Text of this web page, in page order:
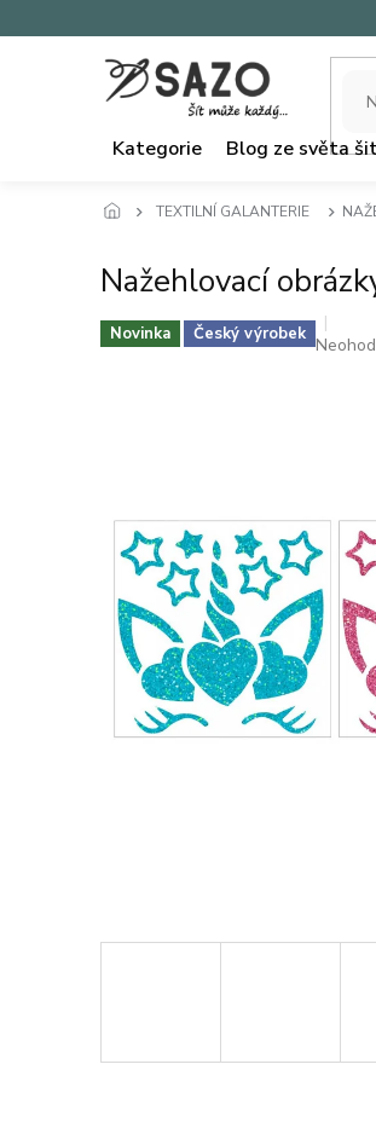
na
Kategorie Blog ze světa
TEXTILNÍ GALANTERIE
Nažehlovací
Novinka Český výrobek